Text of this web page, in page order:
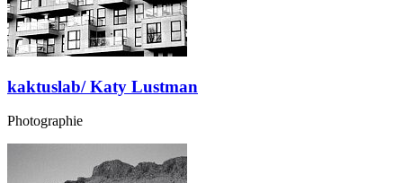
kaktuslab/ Katy Lustman
Photographie